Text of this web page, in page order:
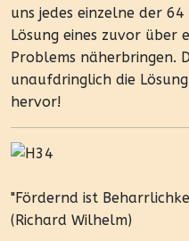
uns jedes einzelne der 64
Lösung eines zuvor über
Problems näherbringen.
unaufdringlich die
hervor!
"Fördernd ist
(Richard Wilhelm)